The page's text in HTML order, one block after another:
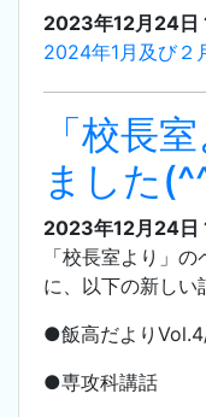
2023年12月24日
2024年1月及び２
「校長
ました
2023年12月24日
「校長室より」
に、以下の新しい
●飯高だより
●専攻科講話